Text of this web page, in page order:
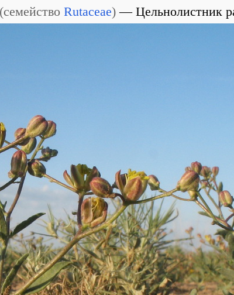
(семейство Rutaceae) Цельнолистник